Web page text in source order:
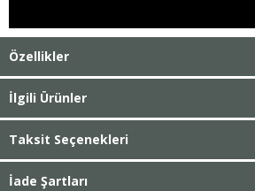
Özellikler
İlgili Ürünler
Taksit Seçenekleri
İade Şartları